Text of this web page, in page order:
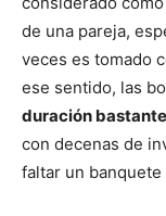
de una pareja,
veces es tomado
ese sentido, las
duración
con decenas de
faltar un